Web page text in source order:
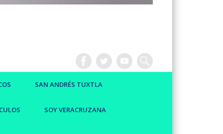
SAN ANDRÉS TUXTLA
SOY VERACRUZANA